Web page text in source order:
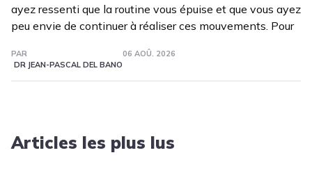
ayez ressenti que la routine vous épuise et que vous ayez
peu envie de continuer à réaliser ces mouvements. Pour
PAR
DR JEAN-PASCAL DEL BANO
06 AOÛ. 2026
Articles les plus lus